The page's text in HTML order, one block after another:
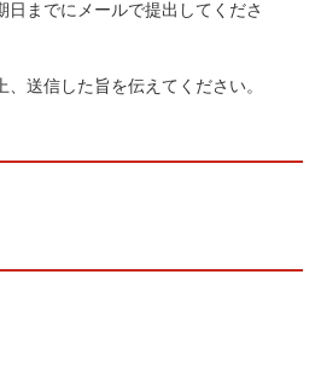
までにメールで提出してくださ
送信した旨を伝えてください。